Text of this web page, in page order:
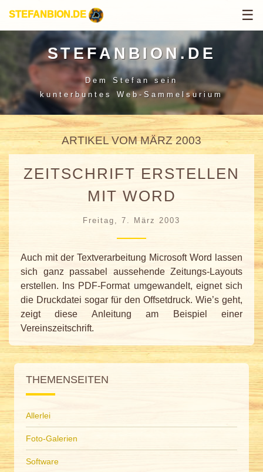
STEFANBION.DE ☰
STEFANBION.DE
Dem Stefan sein
kunterbuntes Web-Sammelsurium
ARTIKEL VOM MÄRZ 2003
ZEITSCHRIFT ERSTELLEN
MIT WORD
Freitag, 7. März 2003
Auch mit der Textverarbeitung Microsoft Word lassen
sich ganz passabel aussehende Zeitungs-Layouts
erstellen. Ins PDF-Format umgewandelt, eignet sich
die Druckdatei sogar für den Offsetdruck. Wie’s geht,
zeigt diese Anleitung am Beispiel einer
Vereinszeitschrift.
THEMENSEITEN
Allerlei
Foto-Galerien
Software